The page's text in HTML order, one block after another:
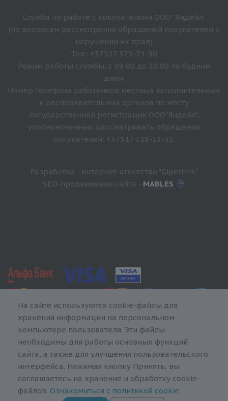
Служба по работе с покупателями ООО "Яндейл"
(по вопросам рассмотрения обращений покупателей о
нарушении их прав)
Тел.: +37517 375-71-90
Режим работы службы: с 09:00 до 20:00 по будним
дням.
Номер телефона работников местных исполнительных
и распорядительных органов по месту
государственной регистрации ООО"Яндейл",
уполномоченных рассматривать обращения
покупателей: +37517 318-13-33.
Разработка - интернет-агентство "Giperlink"
SEO-продвижение сайта - MABLES
На сайте используются cookie-файлы для
хранения информации на персональном
компьютере пользователя. Эти файлы
необходимы для работы основных функций
сайта, а также для улучшения пользовательского
интерфейса. Нажимая кнопку Принять, вы
соглашаетесь на хранение и обработку cookie-
файлов. Ознакомиться с политикой cookie.